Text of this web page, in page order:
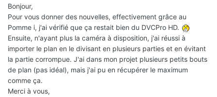
Bonjour,
Pour vous donner des nouvelles, effectivement grâce au
Pomme i, j'ai vérifié que ça restait bien du DVCPro HD.
Ensuite, n'ayant plus la caméra à disposition, j'ai réussi à
importer le plan en le divisant en plusieurs parties et en évitant
la partie corrompue. J'ai dans mon projet plusieurs petits bouts
de plan (pas idéal), mais j'ai pu en récupérer le maximum
comme ça.
Merci à vous,